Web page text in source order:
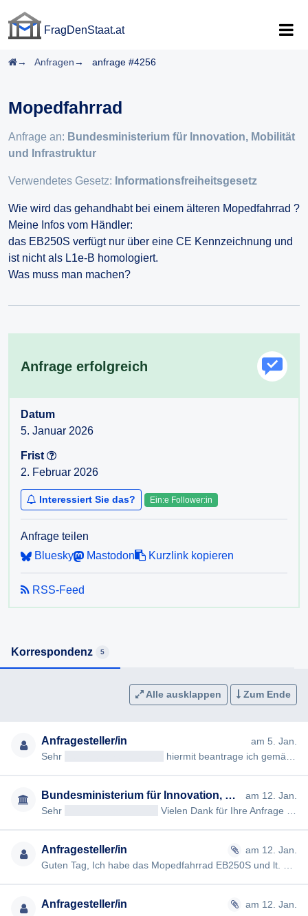
FragDenStaat.at
Startseite
Anfragen anfrage #4256
Mopedfahrrad
Anfrage an: Bundesministerium für Innovation, Mobilität
und Infrastruktur
Verwendetes Gesetz: Informationsfreiheitsgesetz
Wie wird das gehandhabt bei einem älteren Mopedfahrrad ?
Meine Infos vom Händler:
das EB250S verfügt nur über eine CE Kennzeichnung und
ist nicht als L1e-B homologiert.
Was muss man machen?
Anfrage erfolgreich
Datum
5. Januar 2026
Frist
2. Februar 2026
Interessiert Sie das? Ein:e Follower:in
Anfrage teilen
Bluesky
Mastodon Kurzlink kopieren
RSS-Feed
Korrespondenz 5
Alle ausklappen Zum Ende
Anfragesteller/in
am 5. Jan.
Sehr
hiermit beantrage ich gemäß § 7ff Informationsfreiheitsgesetz (IFG) die Erteilung fo…
Bundesministerium für Innovation, Mobilität und Infrastruktur
am 12. Jan.
Sehr
Vielen Dank für Ihre Anfrage nach dem Informationsfreiheitsgesetz. Gemäß § 7 Abs 2 IF…
Anfragesteller/in
am 12. Jan.
Anfragesteller/in
am 12. Jan.